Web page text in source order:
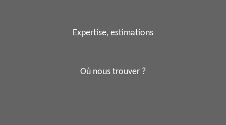
Expertise, estimations
Où nous trouver ?